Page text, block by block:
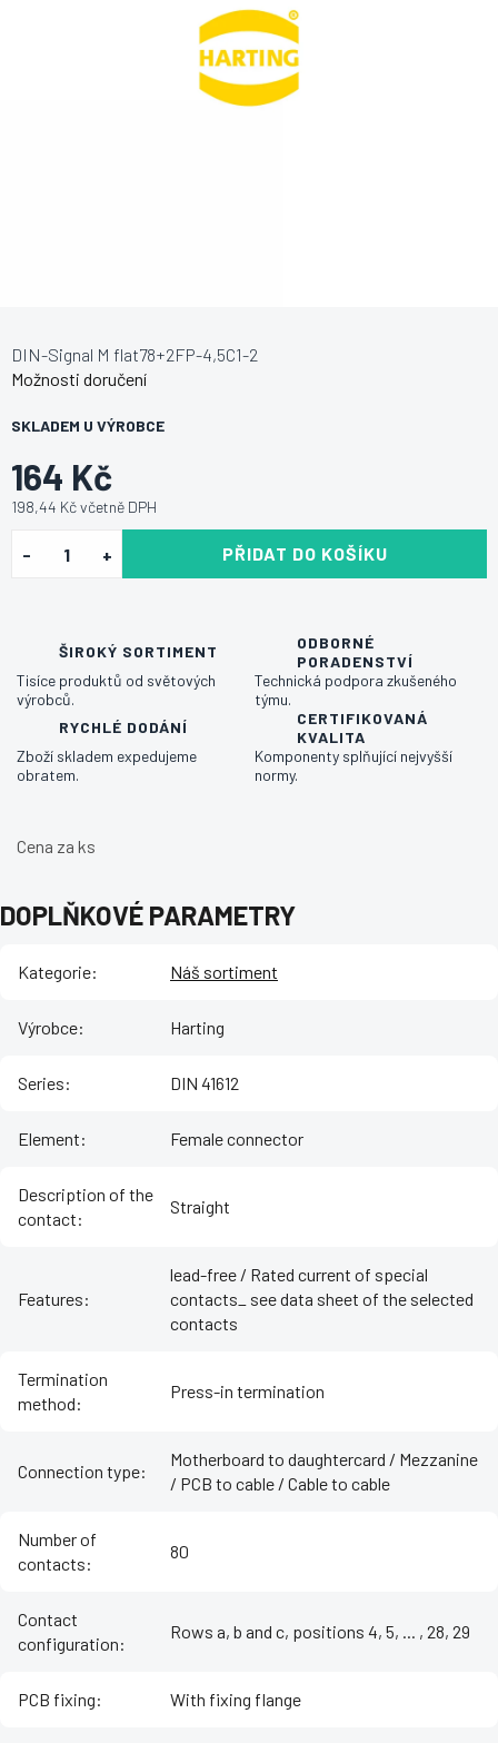
164 Kč
198,44 Kč včetně DPH
SKLADEM U VÝROBCE
Možnosti doručení
PŘIDAT DO KOŠÍKU
DIN-Signal M flat78+2FP-4,5C1-2
ŠIROKÝ SORTIMENT
Tisíce produktů od světových
výrobců.
ODBORNÉ
PORADENSTVÍ
Technická podpora zkušeného
týmu.
RYCHLÉ DODÁNÍ
Zboží skladem expedujeme
obratem.
CERTIFIKOVANÁ
KVALITA
Komponenty splňující nejvyšší
normy.
Cena za ks
DOPLŇKOVÉ PARAMETRY
Kategorie: Náš sortiment
Výrobce: Harting
Series: DIN 41612
Element: Female connector
Description of the
contact:
Straight
Features:
lead-free / Rated current of special
contacts_ see data sheet of the selected
contacts
Termination
method:
Press-in termination
Connection type:
Motherboard to daughtercard / Mezzanine
/ PCB to cable / Cable to cable
Number of
contacts:
80
Contact
configuration:
Rows a, b and c, positions 4, 5, ... , 28, 29
PCB fixing: With fixing flange